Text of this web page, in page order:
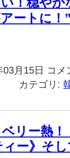
ートに
03月15日
韓
国
旅
｜”イ
ス
フ
リ
コメ
カテゴリ:
リー熱
ー》そ